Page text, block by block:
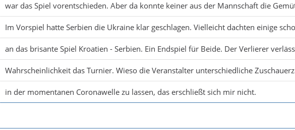
war das Spiel vorentschieden. Aber da konnte keiner aus der Mannschaft die
Im Vorspiel hatte Serbien die Ukraine klar geschlagen. Vielleicht dachten einige
an das brisante Spiel Kroatien - Serbien. Ein Endspiel für Beide. Der Verlierer
Wahrscheinlichkeit das Turnier. Wieso die Veranstalter unterschiedliche
in der momentanen Coronawelle zu lassen, das erschließt sich mir nicht.